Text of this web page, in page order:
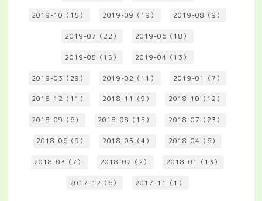
2019-10（15） 2019-09（19） 2019-08（9）
2019-07（22） 2019-06（18）
2019-05（15） 2019-04（13）
2019-03（29） 2019-02（11） 2019-01（7）
2018-12（11） 2018-11（9） 2018-10（12）
2018-09（6） 2018-08（15） 2018-07（23）
2018-06（9） 2018-05（4） 2018-04（6）
2018-03（7） 2018-02（2） 2018-01（13）
2017-12（6） 2017-11（1）